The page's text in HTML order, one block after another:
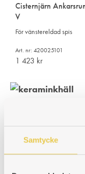
Samtycke
Cisternjärn
V
För vänstereldad spis
Art. nr: 420025101
1 423 kr
Art. nr: 102060901